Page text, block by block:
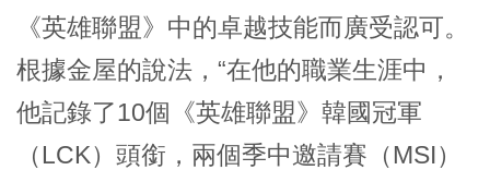
《英雄聯盟》中的卓越技能而廣受認可。
根據金屋的說法，“在他的職業生涯中，
他記錄了10個《英雄聯盟》韓國冠軍
（LCK）頭銜，兩個季中邀請賽（MSI）